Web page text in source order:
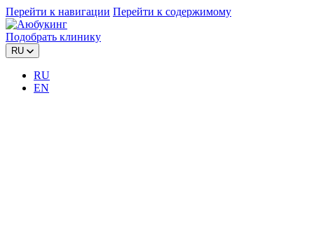
Перейти к навигации Перейти к содержимому
Подобрать клинику
RU
RU
EN